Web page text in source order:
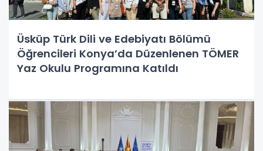
Üsküp Türk Dili ve Edebiyatı Bölümü
Öğrencileri Konya’da Düzenlenen TÖMER
Yaz Okulu Programına Katıldı